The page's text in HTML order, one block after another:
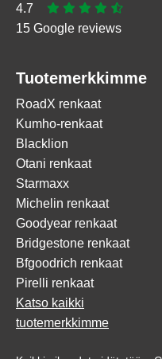
4.7
15 Google reviews
Tuotemerkkimme
RoadX renkaat
Kumho-renkaat
Blacklion
Otani renkaat
Starmaxx
Michelin renkaat
Goodyear renkaat
Bridgestone renkaat
Bfgoodrich renkaat
Pirelli renkaat
Katso kaikki
tuotemerkkimme